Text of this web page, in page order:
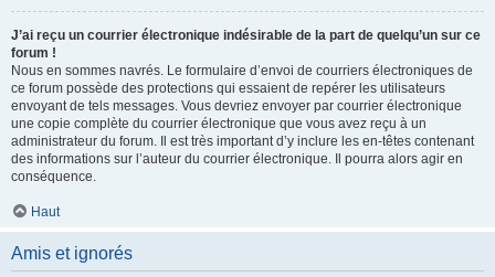
J’ai reçu un courrier électronique indésirable de la part de quelqu’un sur ce
forum !
Nous en sommes navrés. Le formulaire d’envoi de courriers électroniques de
ce forum possède des protections qui essaient de repérer les utilisateurs
envoyant de tels messages. Vous devriez envoyer par courrier électronique
une copie complète du courrier électronique que vous avez reçu à un
administrateur du forum. Il est très important d’y inclure les en-têtes contenant
des informations sur l’auteur du courrier électronique. Il pourra alors agir en
conséquence.
Haut
Amis et ignorés